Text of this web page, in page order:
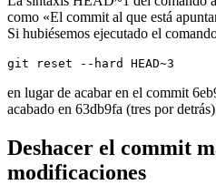
como «El commit al que está
Si hubiésemos ejecutado el
git reset --hard HEAD~3
en lugar de acabar en el commit
acabado en 63db9fa (tres por
Deshacer el commit
modificaciones